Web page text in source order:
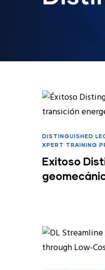
DISTINGUISHED
XPERT TRAINING
Exitoso